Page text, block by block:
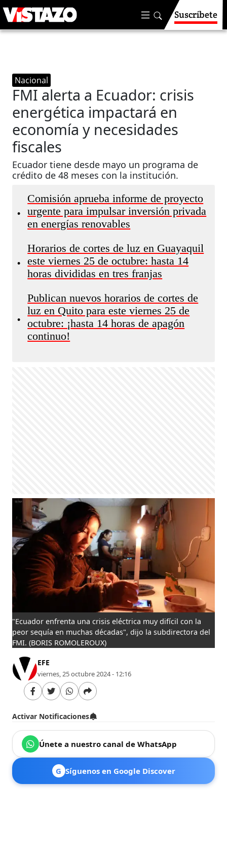
Suscríbete
Nacional
FMI alerta a Ecuador: crisis
energética impactará en
economía y necesidades
fiscales
Ecuador tiene desde mayo un programa de
crédito de 48 meses con la institución.
•
Comisión aprueba informe de proyecto
urgente para impulsar inversión privada
en energías renovables
•
Horarios de cortes de luz en Guayaquil
este viernes 25 de octubre: hasta 14
horas divididas en tres franjas
•
Publican nuevos horarios de cortes de
luz en Quito para este viernes 25 de
octubre: ¡hasta 14 horas de apagón
continuo!
"Ecuador enfrenta una crisis eléctrica muy difícil con la
peor sequía en muchas décadas", dijo la subdirectora del
FMI. (BORIS ROMOLEROUX)
EFE
viernes, 25 octubre 2024 - 12:16
Activar Notificaciones
Únete a nuestro canal de WhatsApp
G Síguenos en Google Discover